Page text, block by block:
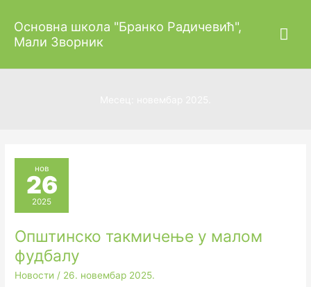
садржај
Основна школа "Бранко Радичевић",
Мали Зворник
нов
26
2025
Општинско такмичење у малом
фудбалу
Новости / 26. новембар 2025.